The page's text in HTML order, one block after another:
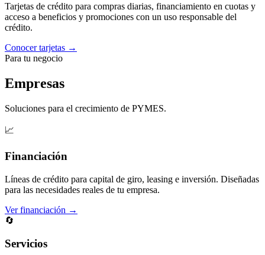
Tarjetas de crédito para compras diarias, financiamiento en cuotas y
acceso a beneficios y promociones con un uso responsable del
crédito.
Conocer tarjetas →
Para tu negocio
Empresas
Soluciones para el crecimiento de PYMES.
📈
Financiación
Líneas de crédito para capital de giro, leasing e inversión. Diseñadas
para las necesidades reales de tu empresa.
Ver financiación →
🔄
Servicios